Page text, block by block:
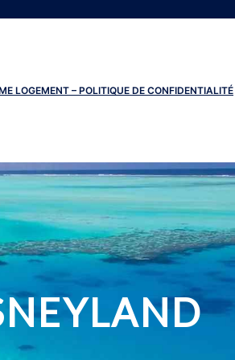
LOGEMENT – POLITIQUE DE CONFIDENTIALITÉ